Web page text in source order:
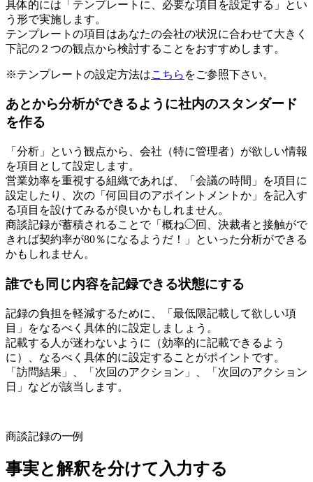
具体的には「テンプレートに、必要な項目を設定する」とい
う形で実施します。
テンプレートの項目はあなたの会社の状況に合わせて大きく
下記の２つの観点から検討することをおすすめします。
※テンプレートの設定方法はこちら をご参照下さい。
あとから分析ができるように社内のスタンダード
を作る
「分析」という観点から、会社（特に管理者）が欲しい情報
を項目として設定します。
営業効率を重視する組織であれば、「会議の時間」を項目に
設定したり、次の「何回目のアポイントメントか」を記入す
る項目を設けてみるが良いかもしれません。
商談記録が蓄積されることで「概ね◯回、決裁者と接触がで
きれば契約率が80％になるようだ！」といった分析ができる
かもしれません。
誰でも同じ内容を記録できる状態にする
記録の負担を軽減するために、「最低限記載して欲しい項
目」をなるべく具体的に設定しましょう。
記載する人が迷わないように（効率的に記載できるよう
に）、なるべく具体的に設定することがポイントです。
「訪問結果」、「次回のアクション」、「次回のアクション
日」などが該当します。
商談記録の一例
事実と解釈を分けて入力する